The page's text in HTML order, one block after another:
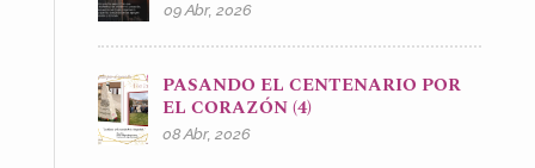
09 Abr, 2026
PASANDO EL CENTENARIO POR
EL CORAZÓN (4)
08 Abr, 2026